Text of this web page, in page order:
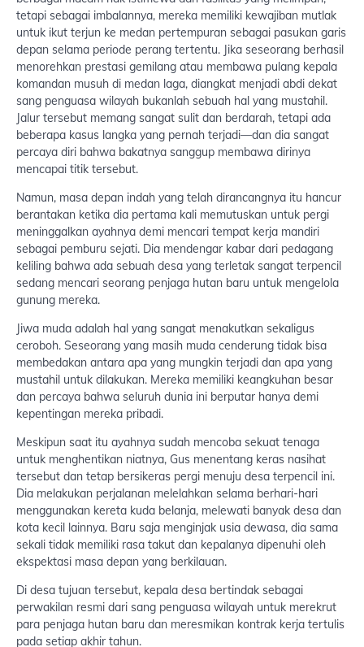
tetapi sebagai imbalannya, mereka memiliki kewajiban mutlak
untuk ikut terjun ke medan pertempuran sebagai pasukan garis
depan selama periode perang tertentu. Jika seseorang berhasil
menorehkan prestasi gemilang atau membawa pulang kepala
komandan musuh di medan laga, diangkat menjadi abdi dekat
sang penguasa wilayah bukanlah sebuah hal yang mustahil.
Jalur tersebut memang sangat sulit dan berdarah, tetapi ada
beberapa kasus langka yang pernah terjadi—dan dia sangat
percaya diri bahwa bakatnya sanggup membawa dirinya
mencapai titik tersebut.
Namun, masa depan indah yang telah dirancangnya itu hancur
berantakan ketika dia pertama kali memutuskan untuk pergi
meninggalkan ayahnya demi mencari tempat kerja mandiri
sebagai pemburu sejati. Dia mendengar kabar dari pedagang
keliling bahwa ada sebuah desa yang terletak sangat terpencil
sedang mencari seorang penjaga hutan baru untuk mengelola
gunung mereka.
Jiwa muda adalah hal yang sangat menakutkan sekaligus
ceroboh. Seseorang yang masih muda cenderung tidak bisa
membedakan antara apa yang mungkin terjadi dan apa yang
mustahil untuk dilakukan. Mereka memiliki keangkuhan besar
dan percaya bahwa seluruh dunia ini berputar hanya demi
kepentingan mereka pribadi.
Meskipun saat itu ayahnya sudah mencoba sekuat tenaga
untuk menghentikan niatnya, Gus menentang keras nasihat
tersebut dan tetap bersikeras pergi menuju desa terpencil ini.
Dia melakukan perjalanan melelahkan selama berhari-hari
menggunakan kereta kuda belanja, melewati banyak desa dan
kota kecil lainnya. Baru saja menginjak usia dewasa, dia sama
sekali tidak memiliki rasa takut dan kepalanya dipenuhi oleh
ekspektasi masa depan yang berkilauan.
Di desa tujuan tersebut, kepala desa bertindak sebagai
perwakilan resmi dari sang penguasa wilayah untuk merekrut
para penjaga hutan baru dan meresmikan kontrak kerja tertulis
pada setiap akhir tahun.